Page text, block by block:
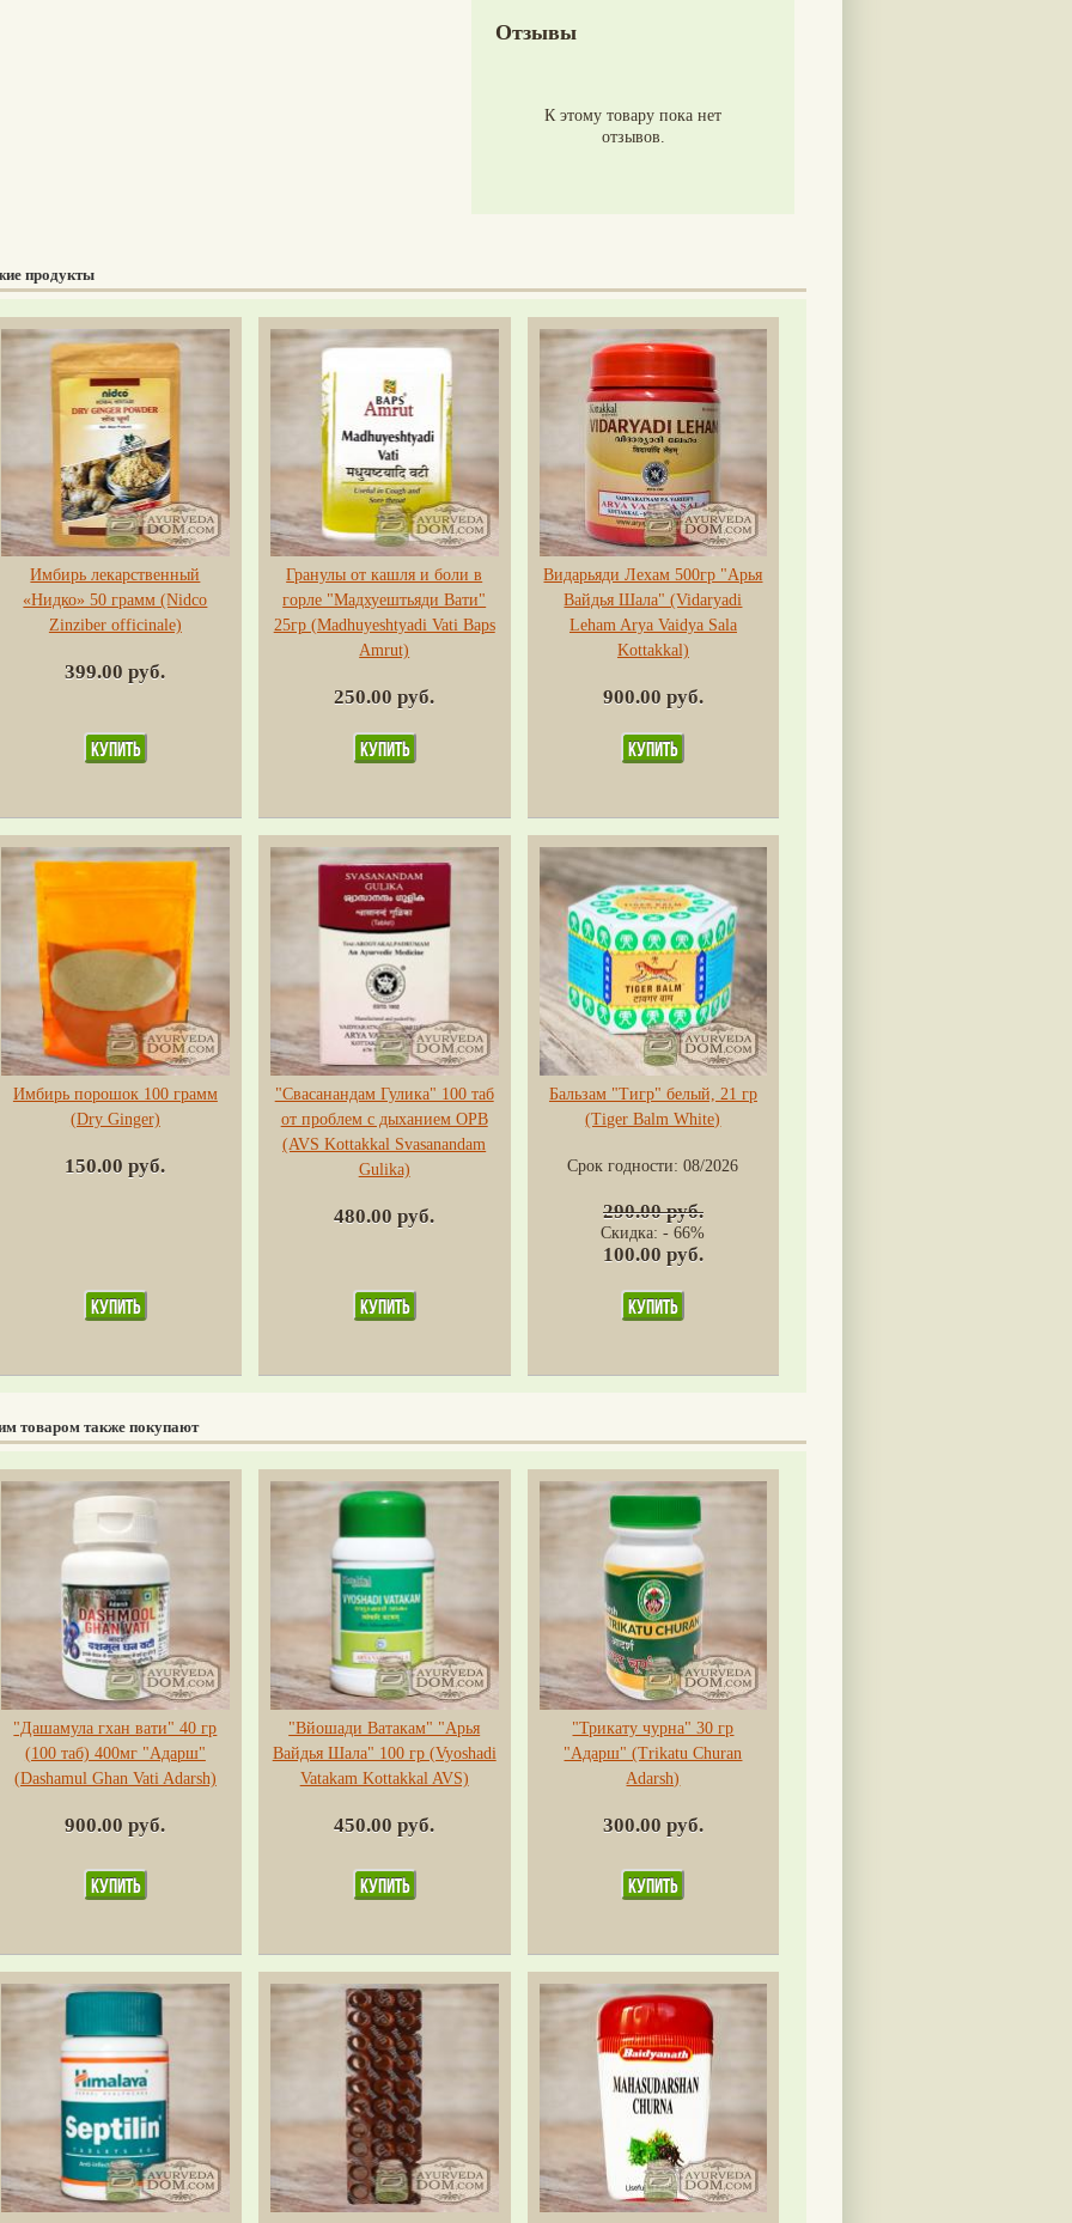
Отзывы
К этому товару пока нет
отзывов.
продукты
Имбирь лекарственный
«Нидко» 50 грамм (Nidco
Zinziber officinale)
399.00 руб.
Гранулы от кашля и боли в
горле "Мадхуештьяди Вати"
25гр (Madhuyeshtyadi Vati Baps
Amrut)
250.00 руб.
Видарьяди Лехам 500гр "Арья
Вайдья Шала" (Vidaryadi
Leham Arya Vaidya Sala
Kottakkal)
900.00 руб.
Имбирь порошок 100 грамм
(Dry Ginger)
150.00 руб.
"Свасанандам Гулика" 100 таб
от проблем с дыханием ОРВ
(AVS Kottakkal Svasanandam
Gulika)
480.00 руб.
Бальзам "Тигр" белый, 21 гр
(Tiger Balm White)
Срок годности:08/2026
290.00 руб.
Скидка: - 66%
100.00 руб.
товаром также покупают
"Дашамула гхан вати" 40 гр
(100 таб) 400мг "Адарш"
(Dashamul Ghan Vati Adarsh)
900.00 руб.
"Вйошади Ватакам" "Арья
Вайдья Шала" 100 гр (Vyoshadi
Vatakam Kottakkal AVS)
450.00 руб.
"Трикату чурна" 30 гр
"Адарш" (Trikatu Churan
Adarsh)
300.00 руб.